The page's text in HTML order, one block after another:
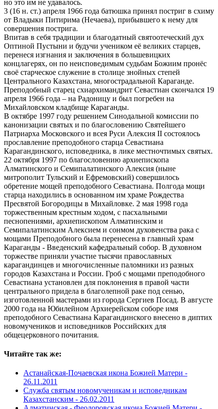
но это им не удавалось.
3 (16 н. ст.) апреля 1966 года батюшка принял постриг в схиму
от Владыки Питирима (Нечаева), прибывшего к нему для
совершения пострига.
Впитав в себя традиции и благодатный святоотеческий дух
Оптиной Пустыни и будучи учеником её великих старцев,
перенеся изгнания и заключения в большевицких
концлагерях, он по неисповедимым судьбам Божиим пронёс
своё старческое служение в столице знойных степей
Центрального Казахстана, многострадальной Караганде.
Преподобный старец схиархимандрит Севастиан скончался 19
апреля 1966 года – на Радоницу и был погребен на
Михайловском кладбище Караганды.
В октябре 1997 году решением Синодальной комиссии по
канонизации святых и по благословению Святейшего
Патриарха Московского и всея Руси Алексия II состоялось
прославление преподобного старца Севастиана
Карагандинского, исповедника, в лике местночтимых святых.
22 октября 1997 по благословению архиепископа
Алматинского и Семипалатинского Алексия (ныне
митрополит Тульский и Ефремовский) совершилось
обретение мощей преподобного Севастиана. Полгода мощи
старца находились в основанном им храме Рождества
Пресвятой Богородицы в Михайловке. 2 мая 1998 года
торжественным крестным ходом, с пасхальными
песнопениями, архиепископом Алматинским и
Семипалатинским Алексием и сонмом духовенства рака с
мощами Преподобного была перенесена в главный храм
Караганды - Введенский кафедральный собор. В духовном
торжестве приняли участие тысячи православных
карагандинцев и многочисленные паломники из разных
городов Казахстана и России. Гроб с мощами преподобного
Севастиана установлен для поклонения в правой части
центрального придела в благолепной раке под сенью,
изготовленной мастерами из города Сергиев Посад. В августе
2000 года на Юбилейном Архиерейском соборе имя
преподобного Севастиана Карагандинского внесено в диптих
новомучеников и исповедников Российских для
общецерковного почитания.
Читайте так же:
Астанайская-Почаевская икона Божией Матери -
26.11.2011
Служба святым новомученикам и исповедникам
Казахстанским - 26.02.2011